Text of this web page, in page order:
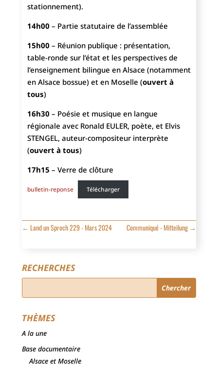
stationnement).
14h00 – Partie statutaire de l’assemblée
15h00 – Réunion publique : présentation,
table-ronde sur l’état et les perspectives de
l’enseignement bilingue en Alsace (notamment
en Alsace bossue) et en Moselle (ouvert à
tous)
16h30 – Poésie et musique en langue
régionale avec Ronald EULER, poète, et Elvis
STENGEL, auteur-compositeur interprète
(ouvert à tous)
17h15 – Verre de clôture
bulletin-reponse Télécharger
← Land un Sproch 229 - Mars 2024 Communiqué - Mitteilung→
RECHERCHES
THÈMES
A la une
Base documentaire
Alsace et Moselle